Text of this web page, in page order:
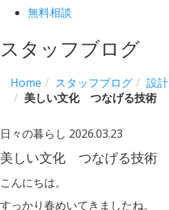
無料相談
スタッフブログ
Home スタッフブログ
設計
美しい文化 つなげる技術
日々の暮らし 2026.03.23
美しい文化 つなげる技術
こんにちは。
すっかり春めいてきましたね。